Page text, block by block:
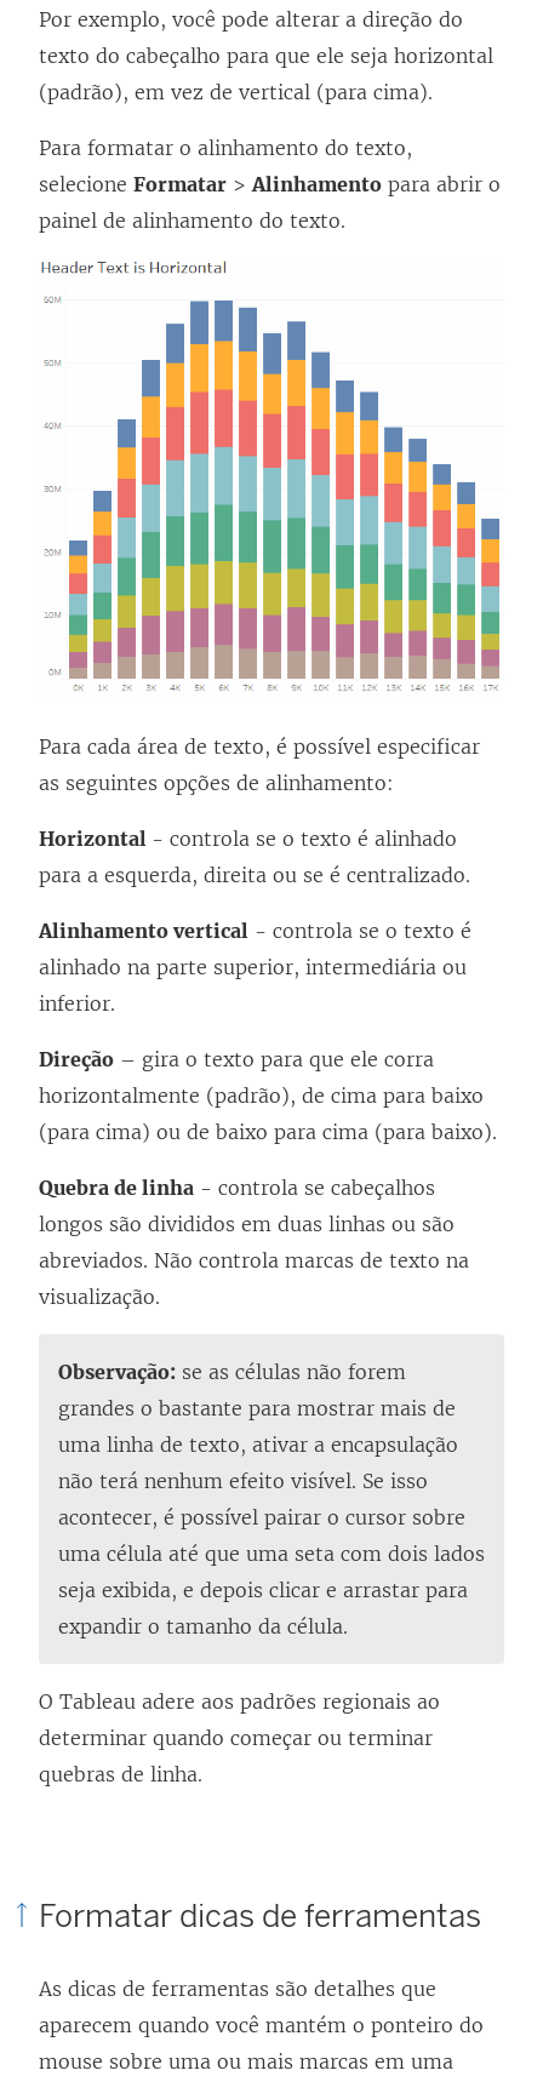
Por exemplo, você pode alterar a direção do
texto do cabeçalho para que ele seja horizontal
(padrão), em vez de vertical (para cima).
Para formatar o alinhamento do texto,
selecione Formatar >Alinhamento para abrir o
painel de alinhamento do texto.
Para cada área de texto, é possível especificar
as seguintes opções de alinhamento:
Horizontal - controla se o texto é alinhado
para a esquerda, direita ou se é centralizado.
Alinhamento vertical - controla se o texto é
alinhado na parte superior, intermediária ou
inferior.
Direção – gira o texto para que ele corra
horizontalmente (padrão), de cima para baixo
(para cima) ou de baixo para cima (para baixo).
Quebra de linha - controla se cabeçalhos
longos são divididos em duas linhas ou são
abreviados. Não controla marcas de texto na
visualização.
Observação: se as células não forem
grandes o bastante para mostrar mais de
uma linha de texto, ativar a encapsulação
não terá nenhum efeito visível. Se isso
acontecer, é possível pairar o cursor sobre
uma célula até que uma seta com dois lados
seja exibida, e depois clicar e arrastar para
expandir o tamanho da célula.
O Tableau adere aos padrões regionais ao
determinar quando começar ou terminar
quebras de linha.
Formatar dicas de ferramentas
As dicas de ferramentas são detalhes que
aparecem quando você mantém o ponteiro do
mouse sobre uma ou mais marcas em uma